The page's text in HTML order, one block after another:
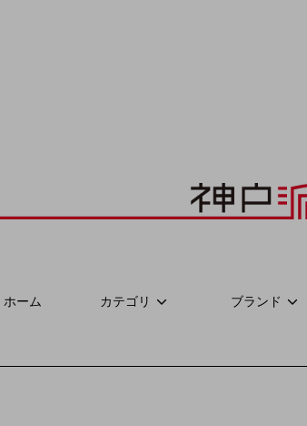
ホーム カテゴリ ブランド